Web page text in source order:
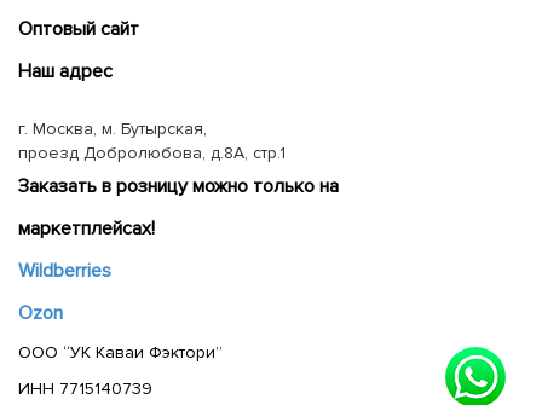
Оптовый сайт
Наш адрес
г. Москва, м. Бутырская,
проезд Добролюбова, д.8А, стр.1
Заказать в розницу можно только на
маркетплейсах!
Wildberries
Ozon
ООО “УК Каваи Фэктори”
ИНН 7715140739